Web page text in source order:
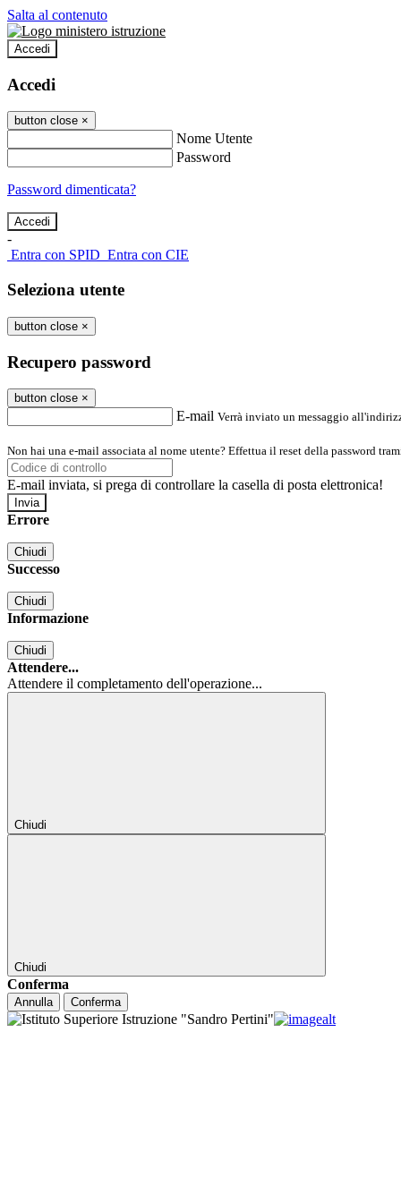
Salta al contenuto
Accedi
Accedi
button close ×
Nome Utente
Password
Password dimenticata?
-
Entra con SPID Entra con CIE
Seleziona utente
button close ×
Recupero password
button close ×
E-mail Verrà inviato un messaggio
Non hai una e-mail associata al nome utente? Effettua il reset della password
E-mail inviata, si prega di controllare la casella di posta elettronica!
Errore
Chiudi
Successo
Chiudi
Informazione
Chiudi
Attendere...
Attendere il completamento dell'operazione...
Chiudi
Chiudi
Conferma
Annulla Conferma